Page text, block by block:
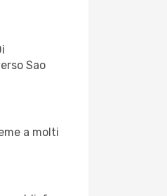
Sao
a molti